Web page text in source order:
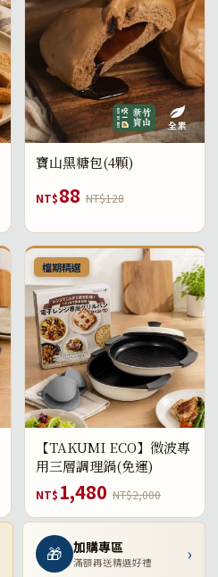
寶山黑糖包(4顆)
NT$88 NT$128
檔期精選
【TAKUMI ECO】微波專
用三層調理鍋(免運)
NT$ 1,480 NT$2,000
🎁 加購專區
滿額再送精選好禮 ›